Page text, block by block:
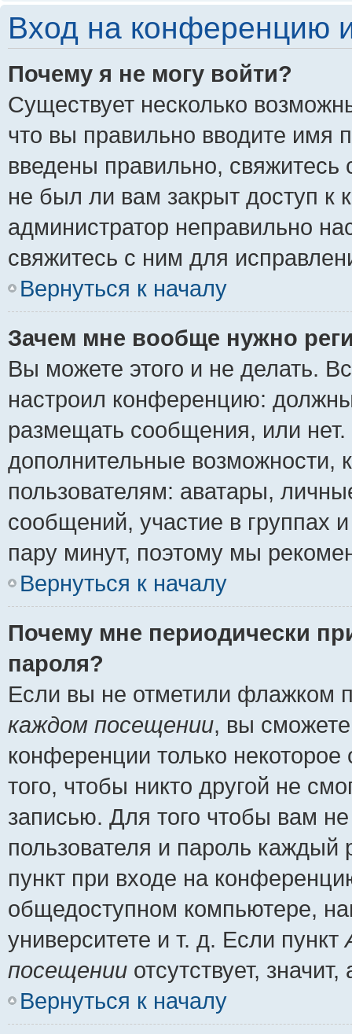
Вход на конференцию
Почему я не могу войти?
Существует несколько
что вы правильно вводите имя
введены правильно,
не был ли вам закрыт доступ к
администратор неправильно
свяжитесь с ним для
Вернуться к началу
Зачем мне вообще нужно
Вы можете этого и не делать.
настроил конференцию:
размещать сообщения, или
дополнительные
пользователям: аватары,
сообщений, участие в группах
пару минут, поэтому мы
Вернуться к началу
Почему мне периодически
пароля?
Если вы не отметили флажком
каждом посещении, вы
конференции только
того, чтобы никто другой не
записью. Для того чтобы вам
пользователя и пароль
пункт при входе на
общедоступном компьютере,
университете и т. д. Если пункт
посещении отсутствует,
Вернуться к началу